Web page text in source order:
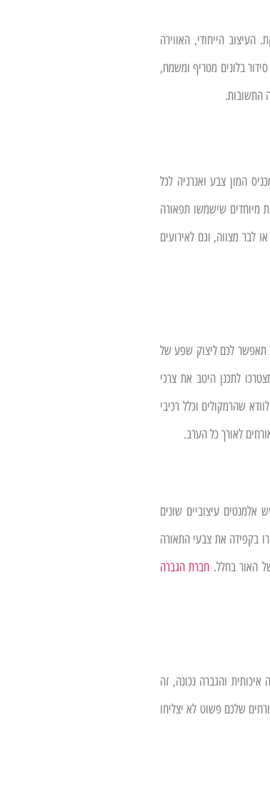
הייחודי, האווירה
בלונים מטריף ומשמח,
התשובות.
המון צבע ואנרגיה לכל
מיוחדים שישמשו תפאורה
לבר מצווה, וגם לאירועים
תאפשר לכם ליצוק שפע של
לתכנן היטב את צרכי
שהרמקולים וכלל רכיבי
לאורך כל הערב.
עיצוביים שונים
בקפידה את צבעי התאורה
האור בחלל. חברת הגברה
איכותית והגברה נכונה, זה
שלכם פשוט לא יצליחו